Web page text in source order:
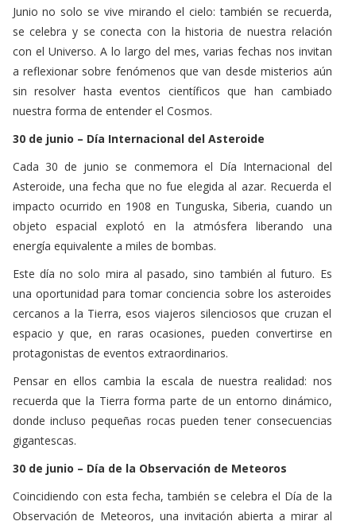
Junio no solo se vive mirando el cielo: también se recuerda,
se celebra y se conecta con la historia de nuestra relación
con el Universo. A lo largo del mes, varias fechas nos invitan
a reflexionar sobre fenómenos que van desde misterios aún
sin resolver hasta eventos científicos que han cambiado
nuestra forma de entender el Cosmos.
30 de junio – Día Internacional del Asteroide
Cada 30 de junio se conmemora el Día Internacional del
Asteroide, una fecha que no fue elegida al azar. Recuerda el
impacto ocurrido en 1908 en Tunguska, Siberia, cuando un
objeto espacial explotó en la atmósfera liberando una
energía equivalente a miles de bombas.
Este día no solo mira al pasado, sino también al futuro. Es
una oportunidad para tomar conciencia sobre los asteroides
cercanos a la Tierra, esos viajeros silenciosos que cruzan el
espacio y que, en raras ocasiones, pueden convertirse en
protagonistas de eventos extraordinarios.
Pensar en ellos cambia la escala de nuestra realidad: nos
recuerda que la Tierra forma parte de un entorno dinámico,
donde incluso pequeñas rocas pueden tener consecuencias
gigantescas.
30 de junio – Día de la Observación de Meteoros
Coincidiendo con esta fecha, también se celebra el Día de la
Observación de Meteoros, una invitación abierta a mirar al